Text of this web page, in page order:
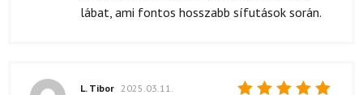
lábat, ami fontos hosszabb sífutások során.
L. Tibor 2025.03.11.